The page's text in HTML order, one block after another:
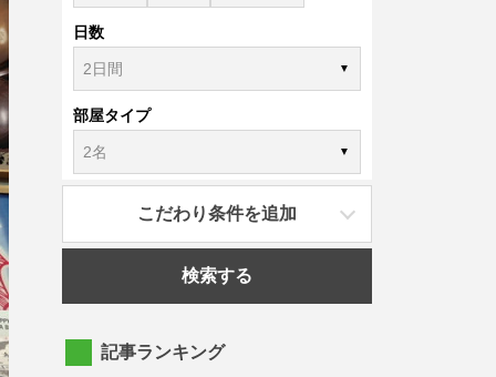
日数
部屋タイプ
こだわり条件を追加
検索する
記事ランキング